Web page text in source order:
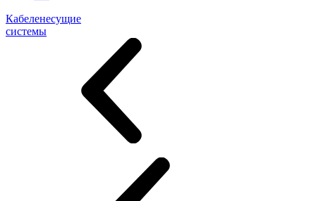
Кабеленесущие
системы